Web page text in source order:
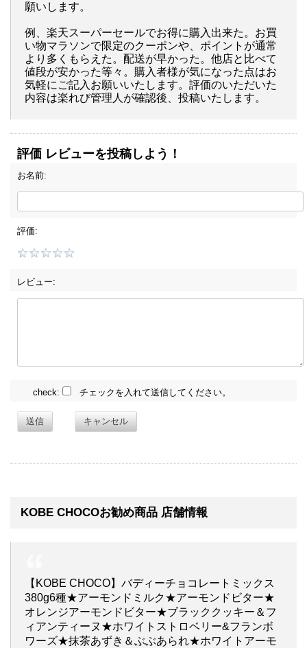
願いします。
例、楽天スーパーセールでお得に購入出来た。お買
い物マラソンで限定のクーポンや、ポイントが通常
より多くもらえた。配送が早かった。他店と比べて
値段が安かった等々。購入者様が気になった点はお
気軽にご記入お願いいたします。評価のいただいた
内容は楽れび管理人が確認後、投稿いたします。
評価 レビューを投稿しよう！
お名前:
評価:
レビュー:
check: チェックを入れて送信してください。
送信 キャンセル
KOBE CHOCOお勧め商品 店舗情報
【KOBE CHOCO】バディーチョコレートミックス
380g6種★アーモンドミルク★アーモンドビター★
オレンジアーモンドビター★ブラッククッキー＆フ
ィアンティーヌ★ホワイトストロベリー&フランボ
ワーズ★抹茶あずき＆ぶぶあられ★ホワイトアーモ